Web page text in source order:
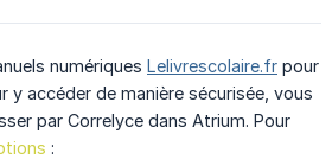
numériques Lelivrescolaire.fr pour
y accéder de manière sécurisée, vous
par Correlyce dans Atrium. Pour
: